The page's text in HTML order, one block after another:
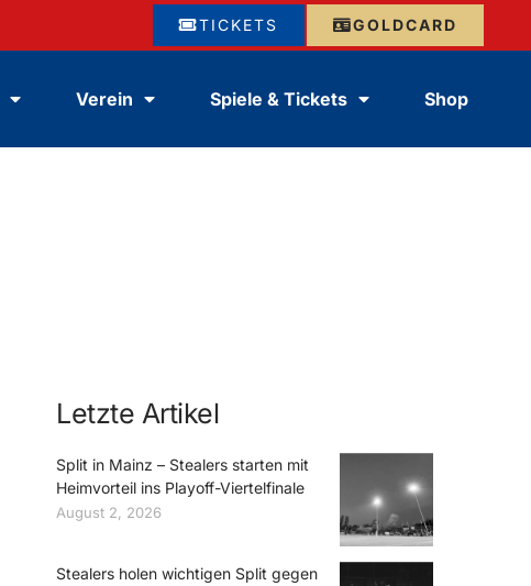
GOLDCARD
TICKETS
Verein Spiele & Tickets Shop
Letzte Artikel
Split in Mainz – Stealers starten mit
Heimvorteil ins Playoff-Viertelfinale
August 2, 2026
Stealers holen wichtigen Split gegen